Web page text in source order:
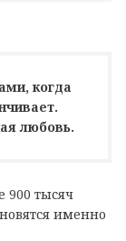
когда
любовь.
900 тысяч
именно